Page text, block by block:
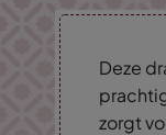
Deze
zorgt